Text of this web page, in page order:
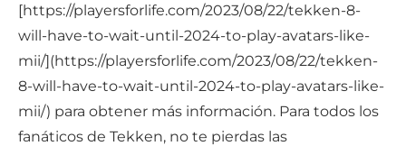
[https://playersforlife.com/2023/08/22/tekken-8-
will-have-to-wait-until-2024-to-play-avatars-like-
mii/](https://playersforlife.com/2023/08/22/tekken-
8-will-have-to-wait-until-2024-to-play-avatars-like-
mii/) para obtener más información. Para todos los
fanáticos de Tekken, no te pierdas las